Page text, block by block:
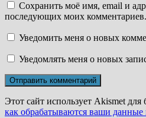
Сохранить моё имя, email и
последующих моих комментариев.
Уведомить меня о новых
Уведомлять меня о новых
Этот сайт использует Akismet
как обрабатываются ваши данные